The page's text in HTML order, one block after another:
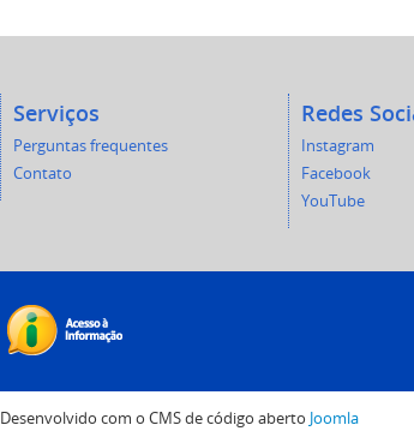
Serviços
Perguntas frequentes
Contato
Redes
Instagram
Facebook
YouTube
Desenvolvido com o CMS de código aberto Joomla